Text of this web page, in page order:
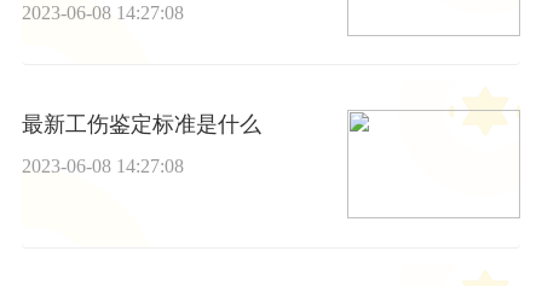
2023-06-08 14:27:08
最新工伤鉴定标准是什么
2023-06-08 14:27:08